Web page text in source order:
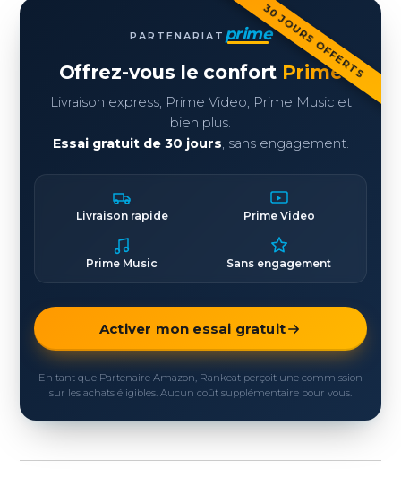
30 JOURS OFFERTS
PARTENARIAT prime
Offrez-vous le confort Prime
Livraison express, Prime Video, Prime Music et
bien plus.
Essai gratuit de 30 jours, sans engagement.
Livraison rapide Prime Video
Prime Music Sans engagement
Activer mon essai gratuit
En tant que Partenaire Amazon, Rankeat perçoit une commission
sur les achats éligibles. Aucun coût supplémentaire pour vous.